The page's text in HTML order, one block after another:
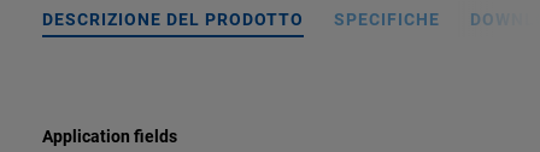
DESCRIZIONE DEL PRODOTTO SPECIFICHE
Application fields